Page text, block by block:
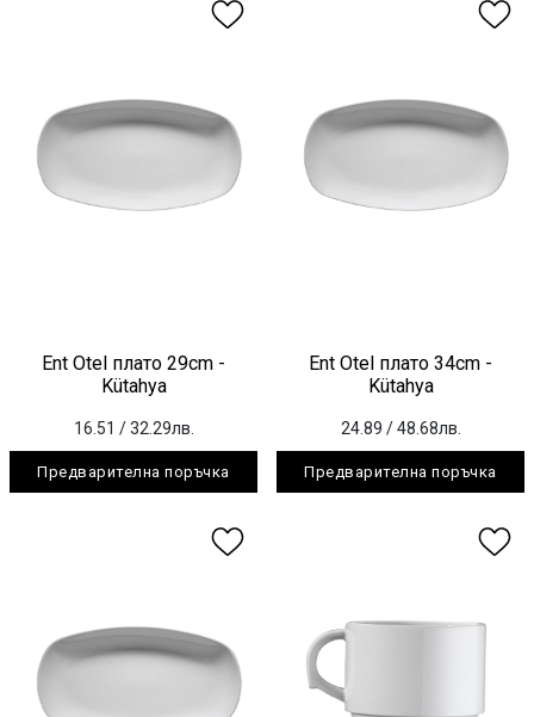
Ent Otel плато 29cm -
Kütahya
16.51 / 32.29лв.
Предварителна поръчка
Ent Otel плато 34cm -
Kütahya
24.89 / 48.68лв.
Предварителна поръчка